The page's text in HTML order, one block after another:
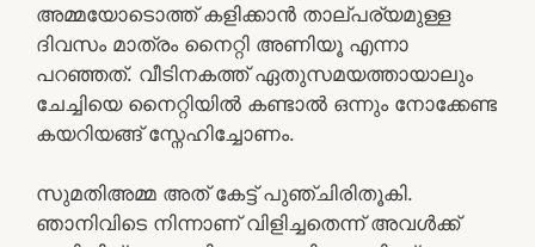
അമ്മയോടൊത്ത് കളിക്കാൻ താല്പര്യമുള്ള
ദിവസം മാത്രം നൈറ്റി അണിയൂ എന്നാ
പറഞ്ഞത്. വീടിനകത്ത് ഏതുസമയത്തായാലും
ചേച്ചിയെ നൈറ്റിയിൽ കണ്ടാൽ ഒന്നും നോക്കേണ്ട
കയറിയങ്ങ് സ്നേഹിച്ചോണം.
സുമതിഅമ്മ അത് കേട്ട് പുഞ്ചിരിതൂകി.
ഞാനിവിടെ നിന്നാണ് വിളിച്ചതെന്ന് അവൾക്ക്